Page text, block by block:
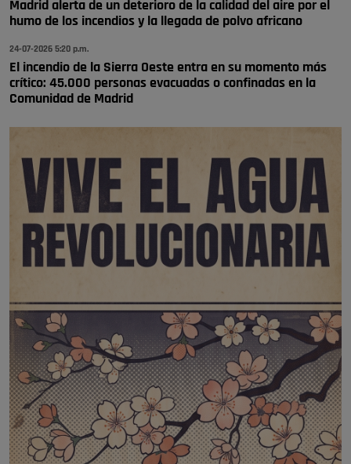
Madrid alerta de un deterioro de la calidad del aire por el
humo de los incendios y la llegada de polvo africano
24-07-2026 5:20 p.m.
El incendio de la Sierra Oeste entra en su momento más
crítico: 45.000 personas evacuadas o confinadas en la
Comunidad de Madrid